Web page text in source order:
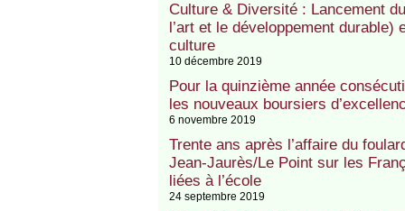
Culture & Diversité : Lancement
l’art et le développement
culture
10 décembre 2019
Pour la quinzième année
les nouveaux boursiers
6 novembre 2019
Trente ans après l’affaire du
Jean-Jaurès/Le Point sur les
liées à l’école
24 septembre 2019